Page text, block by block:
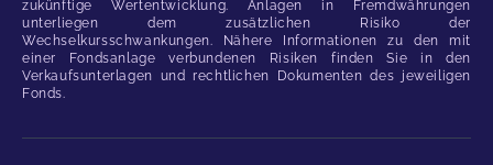
zukünftige Wertentwicklung. Anlagen in Fremdwährungen
unterliegen dem zusätzlichen Risiko der
Wechselkursschwankungen. Nähere Informationen zu den mit
einer Fondsanlage verbundenen Risiken finden Sie in den
Verkaufsunterlagen und rechtlichen Dokumenten des jeweiligen
Fonds.